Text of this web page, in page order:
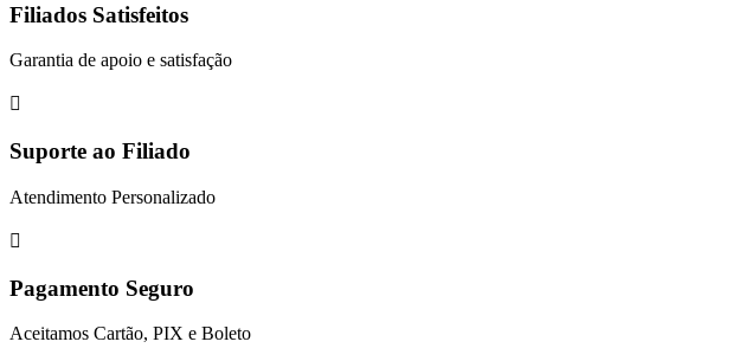
Filiados Satisfeitos
Garantia de apoio e satisfação
Suporte ao Filiado
Atendimento Personalizado
Pagamento Seguro
Aceitamos Cartão, PIX e Boleto